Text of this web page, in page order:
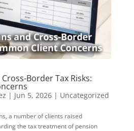
Border Tax Risks:
| Jun 5, 2026| Uncategorized
a number of clients raised
the tax treatment of pension